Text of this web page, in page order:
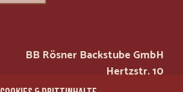
BB Rösner Backstube GmbH
Hertzstr. 10
97076 Würzburg